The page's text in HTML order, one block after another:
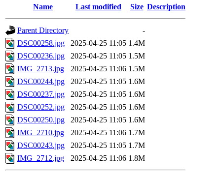
Name Last modified Size Description
Parent Directory
-
DSC00258.jpg
2025-04-25 11:05 1.4M
DSC00236.jpg
2025-04-25 11:05 1.5M
IMG_2713.jpg
2025-04-25 11:06 1.5M
DSC00244.jpg
2025-04-25 11:05 1.6M
DSC00237.jpg
2025-04-25 11:05 1.6M
DSC00252.jpg
2025-04-25 11:05 1.6M
DSC00250.jpg
2025-04-25 11:05 1.6M
IMG_2710.jpg
2025-04-25 11:06 1.7M
DSC00243.jpg
2025-04-25 11:05 1.7M
IMG_2712.jpg
2025-04-25 11:06 1.8M